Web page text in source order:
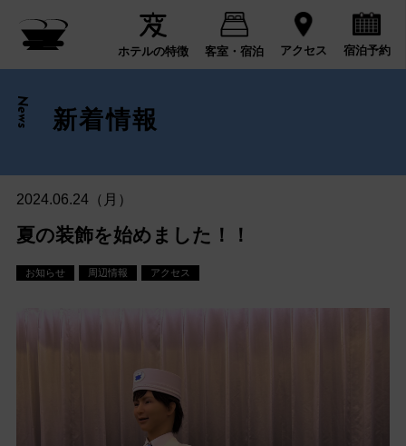
ホテルの特徴 客室・宿泊 アクセス 宿泊予約
News 新着情報
2024.06.24（月）
夏の装飾を始めました！！
お知らせ 周辺情報 アクセス